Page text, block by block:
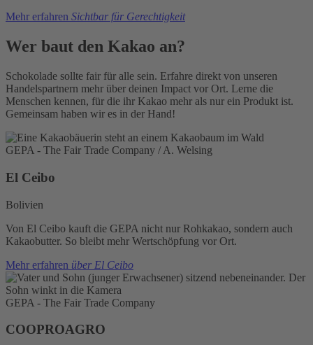
Mehr erfahren Sichtbar für Gerechtigkeit
Wer baut den Kakao an?
Schokolade sollte fair für alle sein. Erfahre direkt von unseren
Handelspartnern mehr über deinen Impact vor Ort. Lerne die
Menschen kennen, für die ihr Kakao mehr als nur ein Produkt ist.
Gemeinsam haben wir es in der Hand!
GEPA - The Fair Trade Company / A. Welsing
El Ceibo
Bolivien
Von El Ceibo kauft die GEPA nicht nur Rohkakao, sondern auch
Kakaobutter. So bleibt mehr Wertschöpfung vor Ort.
Mehr erfahren über El Ceibo
GEPA - The Fair Trade Company
COOPROAGRO